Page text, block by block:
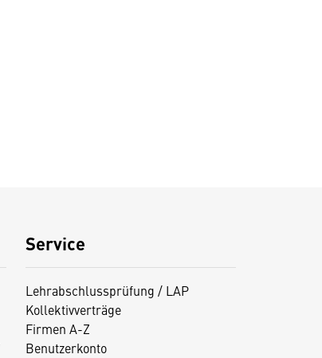
Service
Lehrabschlussprüfung / LAP
Kollektivverträge
Firmen A-Z
Benutzerkonto